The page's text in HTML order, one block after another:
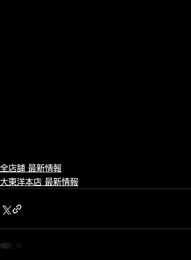
全店舗 最新情報
大東洋本店 最新情報